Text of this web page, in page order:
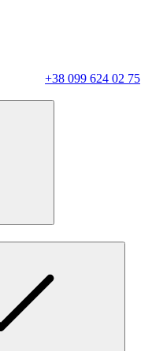
+38 099 624 02 75